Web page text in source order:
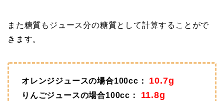
また糖質もジュース分の糖質として計算することがで
きます。
オレンジジュースの場合100cc： 10.7g
りんごジュースの場合100cc： 11.8g